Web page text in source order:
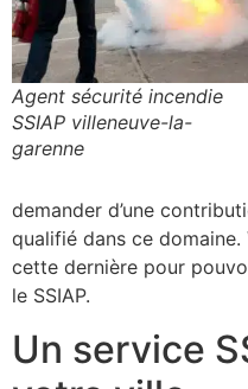
Agent sécurité incendie
SSIAP villeneuve-la-
garenne
demander d’une
qualifié dans ce
cette dernière pour
le SSIAP.
Un service